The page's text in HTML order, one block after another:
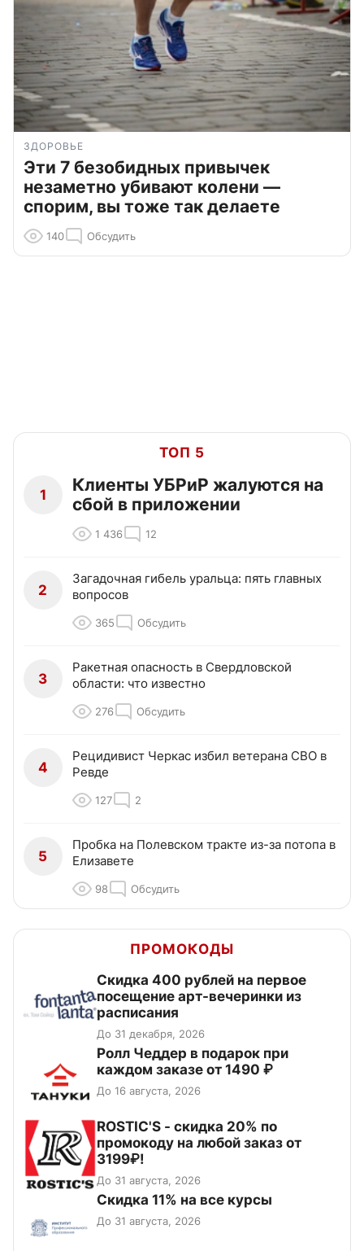
ЗДОРОВЬЕ
Эти 7 безобидных привычек
незаметно убивают колени —
спорим, вы тоже так делаете
140 Обсудить
ТОП 5
1
Клиенты УБРиР жалуются на
сбой в приложении
1 436 12
2
Загадочная гибель уральца: пять главных
вопросов
365 Обсудить
3
Ракетная опасность в Свердловской
области: что известно
276 Обсудить
4
Рецидивист Черкас избил ветерана СВО в
Ревде
127 2
5
Пробка на Полевском тракте из-за потопа в
Елизавете
98 Обсудить
ПРОМОКОДЫ
Cкидка 400 рублей на первое
посещение арт-вечеринки из
расписания
До 31 декабря, 2026
Ролл Чеддер в подарок при
каждом заказе от 1490 ₽
До 16 августа, 2026
ROSTIC'S - скидка 20% по
промокоду на любой заказ от
3199₽!
До 31 августа, 2026
Скидка 11% на все курсы
До 31 августа, 2026